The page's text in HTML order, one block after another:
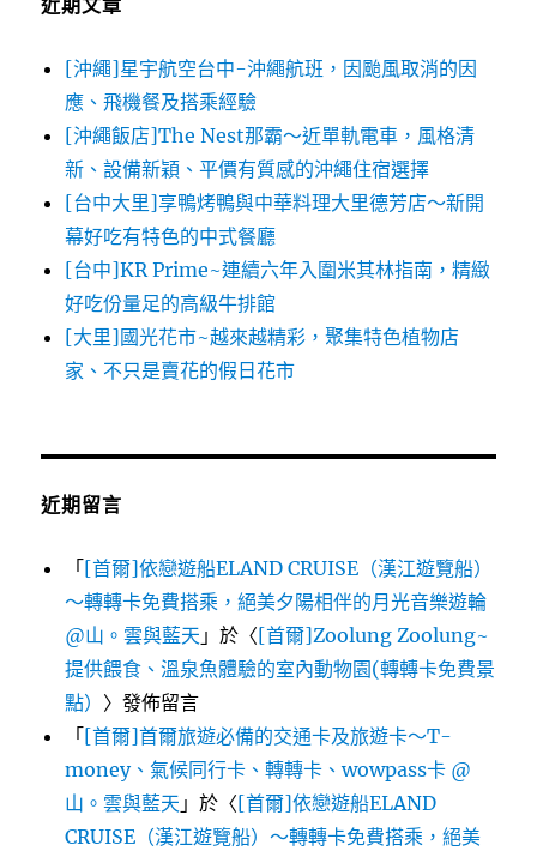
近期文章
[沖繩]星宇航空台中-沖繩航班，因颱風取消的因
應、飛機餐及搭乘經驗
[沖繩飯店]The Nest那霸～近單軌電車，風格清
新、設備新穎、平價有質感的沖繩住宿選擇
[台中大里]享鴨烤鴨與中華料理大里德芳店～新開
幕好吃有特色的中式餐廳
[台中]KR Prime~連續六年入圍米其林指南，精緻
好吃份量足的高級牛排館
[大里]國光花市~越來越精彩，聚集特色植物店
家、不只是賣花的假日花市
近期留言
「[首爾]依戀遊船ELAND CRUISE（漢江遊覽船）
～轉轉卡免費搭乘，絕美夕陽相伴的月光音樂遊輪
@山。雲與藍天 」於〈[首爾]Zoolung Zoolung~
提供餵食、溫泉魚體驗的室內動物園(轉轉卡免費景
點） 〉發佈留言
「[首爾]首爾旅遊必備的交通卡及旅遊卡～T-
money、氣候同行卡、轉轉卡、wowpass卡 @
山。雲與藍天 」於〈[首爾]依戀遊船ELAND
CRUISE（漢江遊覽船）～轉轉卡免費搭乘，絕美